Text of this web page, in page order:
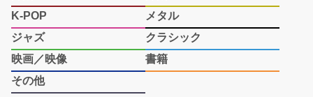
K-POP
メタル
ジャズ
クラシック
映画／映像
書籍
その他